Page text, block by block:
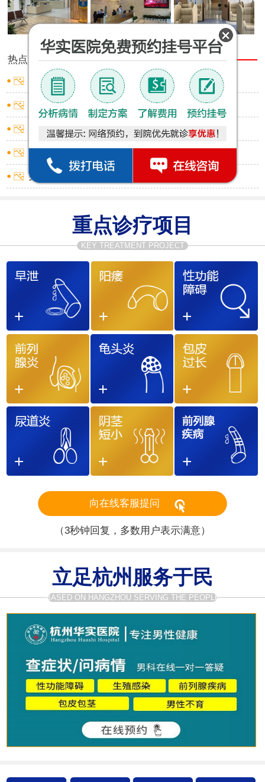
热点
推荐
男性包皮有白色小点
男性包皮口出血是什么原因
男性包皮红肿小窍门
男性包皮过长有啥影响
男性包皮环切术应挂什么科
重点诊疗项目
KEY TREATMENT PROJECT
向在线客服提问
（3秒钟回复，多数用户表示满意）
立足杭州服务于民
BASED ON HANGZHOU SERVING THE PEOPLE